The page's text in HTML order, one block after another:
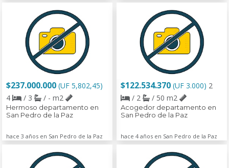
$237.000.000 (UF 5,802,45)
4
/ 3 / - m2
Hermoso departamento en
San Pedro de la Paz
hace 3 años en San Pedro de la Paz
$122.534.370 (UF 3.000) 2
/ 2
/ 50 m2
Acogedor departamento en
San Pedro de la Paz
hace 4 años en San Pedro de la Paz